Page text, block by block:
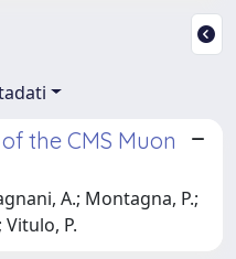
the CMS Muon
A.; Montagna, P.;
Vitulo, P.